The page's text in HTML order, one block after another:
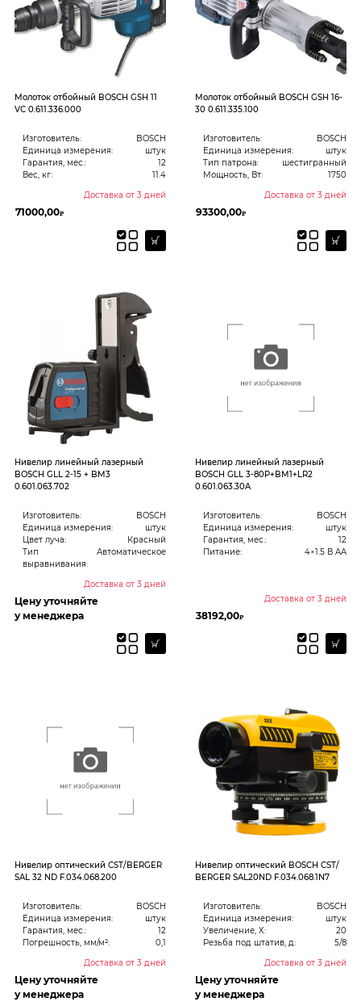
Молоток отбойный BOSCH GSH 11
VC 0.611.336.000
Изготовитель:
BOSCH
Единица измерения:
штук
Гарантия, мес.:
12
Вес, кг:
11.4
Доставка от 3 дней
71000,00₽
Молоток отбойный BOSCH GSH 16-
30 0.611.335.100
Изготовитель:
BOSCH
Единица измерения:
штук
Тип патрона:
шестигранный
Мощность, Вт:
1750
Доставка от 3 дней
93300,00₽
Нивелир линейный лазерный
BOSCH GLL 2-15 + BM3
0.601.063.702
Изготовитель:
BOSCH
Единица измерения:
штук
Цвет луча:
Красный
Тип
выравнивания:
Автоматическое
Доставка от 3 дней
Цену уточняйте
у менеджера
Нивелир линейный лазерный
BOSCH GLL 3-80P+BM1+LR2
0.601.063.30A
Изготовитель:
BOSCH
Единица измерения:
штук
Гарантия, мес.:
12
Питание:
4×1.5 В AA
Доставка от 3 дней
38192,00₽
Нивелир оптический CST/BERGER
SAL 32 ND F.034.068.200
Изготовитель:
BOSCH
Единица измерения:
штук
Гарантия, мес.:
12
Погрешность, мм/м²:
0,1
Доставка от 3 дней
Цену уточняйте
у менеджера
Нивелир оптический BOSCH CST/
BERGER SAL20ND F.034.068.1N7
Изготовитель:
BOSCH
Единица измерения:
штук
Увеличение, X:
20
Резьба под штатив, д:
5/8
Доставка от 3 дней
Цену уточняйте
у менеджера